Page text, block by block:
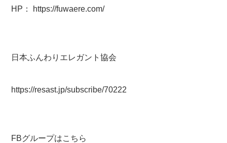
HP： https://fuwaere.com/
日本ふんわりエレガント協会
https://resast.jp/subscribe/70222
FBグループはこちら